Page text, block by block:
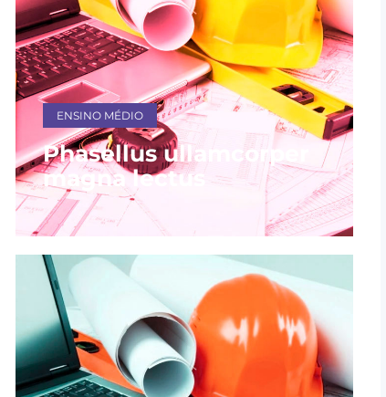
ENSINO MÉDIO
Phasellus ullamcorper
magna lectus